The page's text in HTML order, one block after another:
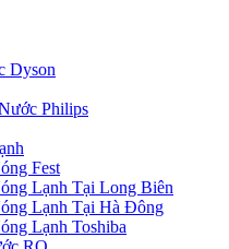
Dyson
Philips
Fest
Lạnh Tại Long Biên
Lạnh Tại Hà Đông
Lạnh Toshiba